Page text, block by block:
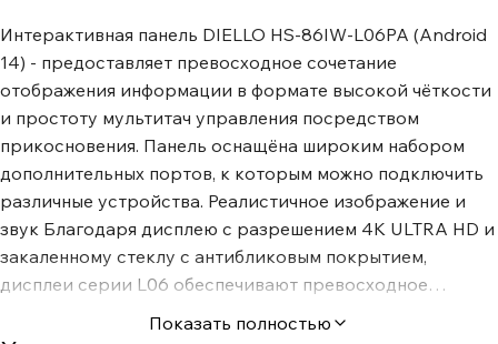
Интерактивная панель DIELLO HS-86IW-L06PA (Android
14) - предоставляет превосходное сочетание
отображения информации в формате высокой чёткости
и простоту мультитач управления посредством
прикосновения. Панель оснащёна широким набором
дополнительных портов, к которым можно подключить
различные устройства. Реалистичное изображение и
звук Благодаря дисплею с разрешением 4K ULTRA HD и
закаленному стеклу с антибликовым покрытием,
дисплеи серии L06 обеспечивают превосходное
качество изображения независимо от освещенности
помещения. Встроенные динамики мощностью 2x20 Вт
Показать полностью